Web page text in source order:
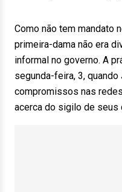
Como não tem mandato
primeira-dama não era
informal no governo. A
segunda-feira, 3,
compromissos nas
acerca do sigilo de seus